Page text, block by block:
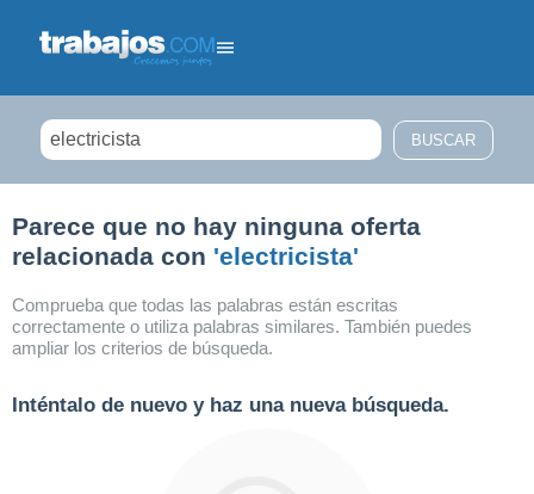
Parece que no hay ninguna oferta
relacionada con 'electricista'
Comprueba que todas las palabras están escritas
correctamente o utiliza palabras similares. También puedes
ampliar los criterios de búsqueda.
Inténtalo de nuevo y haz una nueva búsqueda.